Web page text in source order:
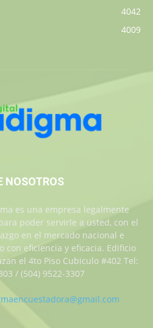
4042
4009
NOSOTROS
es una empresa legalmente
poder servirle a usted, con el
en el mercado nacional e
con eficiencia y eficacia. Edificio
el 4to Piso Cubiculo #402 Tel:
/ (504) 9522-3307